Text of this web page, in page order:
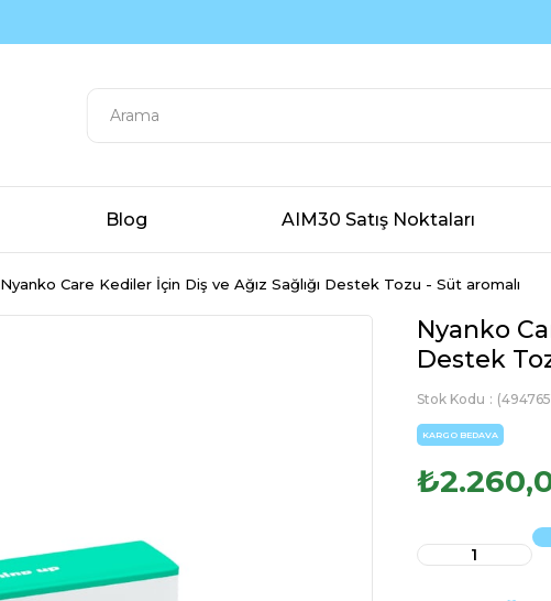
Blog AIM30 Satış Noktaları
Nyanko Care Kediler İçin Diş ve Ağız Sağlığı Destek Tozu - Süt aromalı
Nyanko
Destek
Stok Kodu
KARGO BEDAVA